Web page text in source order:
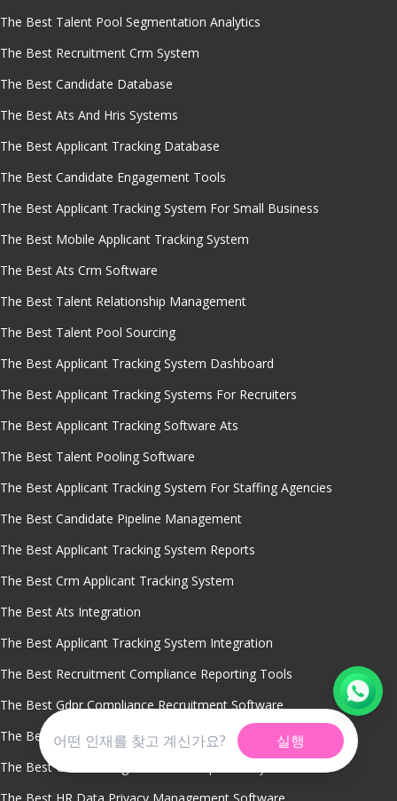
실행
The Best Talent Pool Segmentation Analytics
The Best Recruitment Crm System
The Best Candidate Database
The Best Ats And Hris Systems
The Best Applicant Tracking Database
The Best Candidate Engagement Tools
The Best Applicant Tracking System For Small Business
The Best Mobile Applicant Tracking System
The Best Ats Crm Software
The Best Talent Relationship Management
The Best Talent Pool Sourcing
The Best Applicant Tracking System Dashboard
The Best Applicant Tracking Systems For Recruiters
The Best Applicant Tracking Software Ats
The Best Talent Pooling Software
The Best Applicant Tracking System For Staffing Agencies
The Best Candidate Pipeline Management
The Best Applicant Tracking System Reports
The Best Crm Applicant Tracking System
The Best Ats Integration
The Best Applicant Tracking System Integration
The Best Recruitment Compliance Reporting Tools
The Best Gdpr Compliance Recruitment Software
The Best Machine Learning Recruitment Software
The Best Global Hiring Process Compliance System